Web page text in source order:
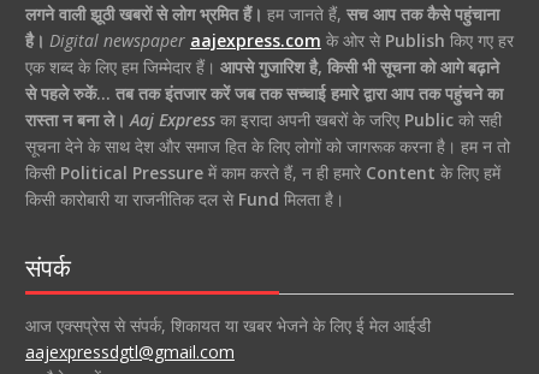
लगने वाली झूठी खबरों से लोग भ्रमित हैं। हम जानते हैं, सच आप तक कैसे पहुंचाना
है। Digital newspaper aajexpress.com के ओर से Publish किए गए हर
एक शब्द के लिए हम जिम्मेदार हैं। आपसे गुजारिश है, किसी भी सूचना को आगे बढ़ाने
से पहले रुकें… तब तक इंतजार करें जब तक सच्चाई हमारे द्वारा आप तक पहुंचने का
रास्ता न बना ले। Aaj Expressका इरादा अपनी खबरों के जरिए Publicको सही
सूचना देने के साथ देश और समाज हित के लिए लोगों को जागरूक करना है। हम न तो
किसी Political Pressureमें काम करते हैं, न ही हमारे Content के लिए हमें
किसी कारोबारी या राजनीतिक दल से Fund मिलता है।
संपर्क
आज एक्सप्रेस से संपर्क, शिकायत या खबर भेजने के लिए ई मेल आईडी
aajexpressdgtl@gmail.com